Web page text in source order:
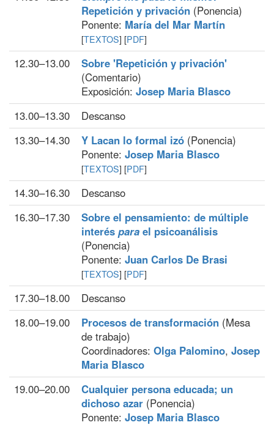
Repetición y privación (Ponencia)
Ponente: María del Mar Martín
[TEXTOS] [PDF]
12.30–13.00
Sobre 'Repetición y privación'
(Comentario)
Exposición: Josep Maria Blasco
13.00–13.30
Descanso
13.30–14.30
Y Lacan lo formal izó (Ponencia)
Ponente: Josep Maria Blasco
[TEXTOS] [PDF]
14.30–16.30
Descanso
16.30–17.30
Sobre el pensamiento: de múltiple
interés para el psicoanálisis
(Ponencia)
Ponente: Juan Carlos De Brasi
[TEXTOS] [PDF]
17.30–18.00
Descanso
18.00–19.00
Procesos de transformación (Mesa
de trabajo)
Coordinadores: Olga Palomino, Josep
Maria Blasco
19.00–20.00
Cualquier persona educada; un
dichoso azar (Ponencia)
Ponente: Josep Maria Blasco